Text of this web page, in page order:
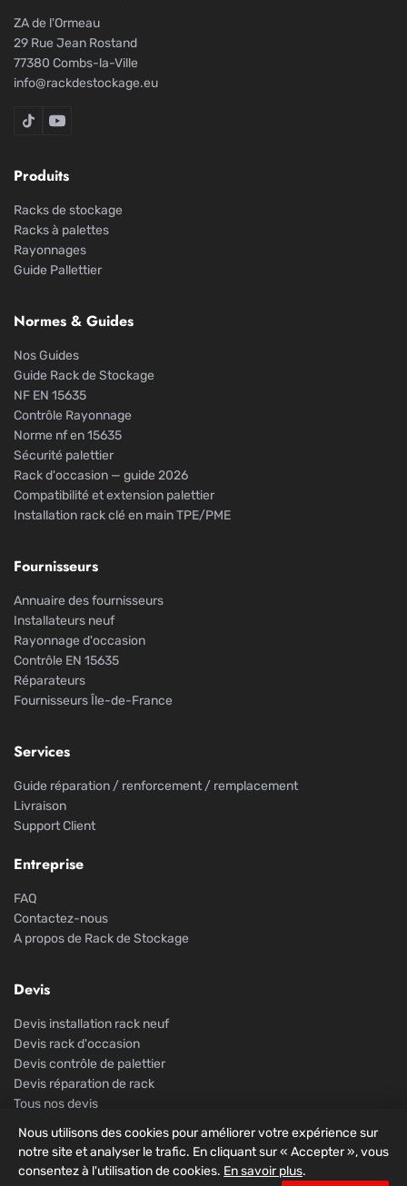
ZA de l'Ormeau
29 Rue Jean Rostand
77380 Combs-la-Ville
info@rackdestockage.eu
Rack De Stockage sur TikTok
Rack De Stockage sur YouTube
Produits
Racks de stockage
Racks à palettes
Rayonnages
Guide Pallettier
Normes & Guides
Nos Guides
Guide Rack de Stockage
NF EN 15635
Contrôle Rayonnage
Norme nf en 15635
Sécurité palettier
Rack d'occasion — guide 2026
Compatibilité et extension palettier
Installation rack clé en main TPE/PME
Fournisseurs
Annuaire des fournisseurs
Installateurs neuf
Rayonnage d'occasion
Contrôle EN 15635
Réparateurs
Fournisseurs Île-de-France
Services
Guide réparation / renforcement / remplacement
Livraison
Support Client
Entreprise
FAQ
Contactez-nous
A propos de Rack de Stockage
Devis
Devis installation rack neuf
Devis rack d'occasion
Devis contrôle de palettier
Devis réparation de rack
Tous nos devis
© 2026 Rack De Stockage. Tous droits réservés.
Nous utilisons des cookies pour améliorer votre expérience sur
notre site et analyser le trafic. En cliquant sur « Accepter », vous
consentez à l'utilisation de cookies. En savoir plus.